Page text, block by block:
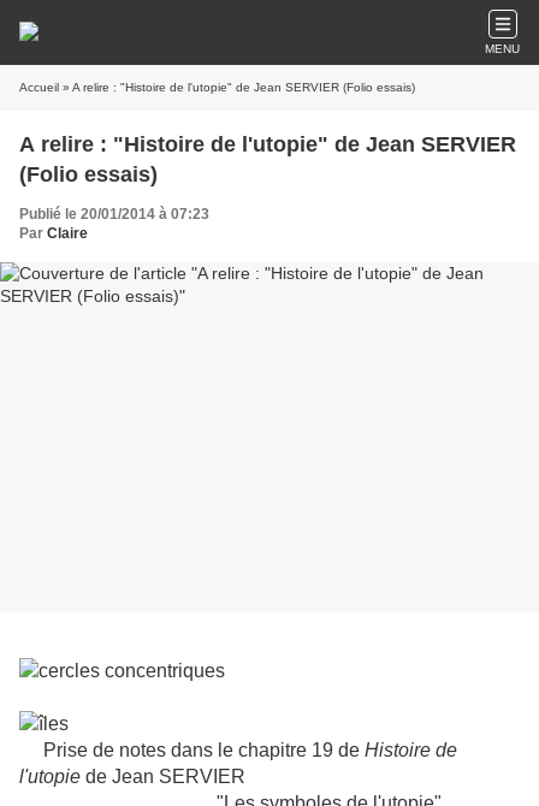
MENU
Accueil » A relire : "Histoire de l'utopie" de Jean SERVIER (Folio essais)
A relire : "Histoire de l'utopie" de Jean SERVIER
(Folio essais)
Publié le 20/01/2014 à 07:23
Par Claire
Prise de notes dans le chapitre 19 de Histoire de
l'utopie de Jean SERVIER